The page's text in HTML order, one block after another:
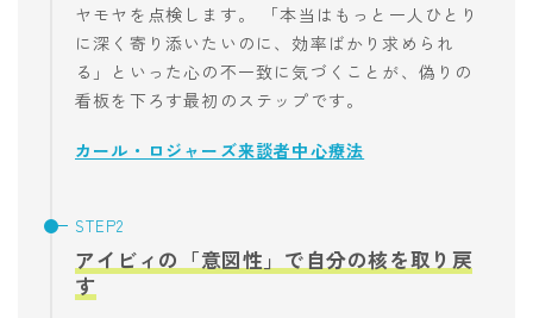
ヤモヤを点検します。 「本当はもっと一人ひとり
に深く寄り添いたいのに、効率ばかり求められ
る」といった心の不一致に気づくことが、偽りの
看板を下ろす最初のステップです。
カール・ロジャーズ来談者中心療法
アイビィの「意図性」で自分の核を取り戻
す